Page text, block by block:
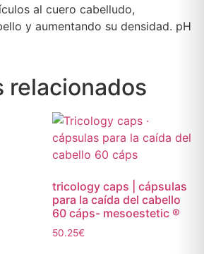
al cuero cabelludo,
y aumentando su densidad. pH
relacionados
tricology caps | cápsulas
para la caída del cabello
60 cáps- mesoestetic ®
50.25€